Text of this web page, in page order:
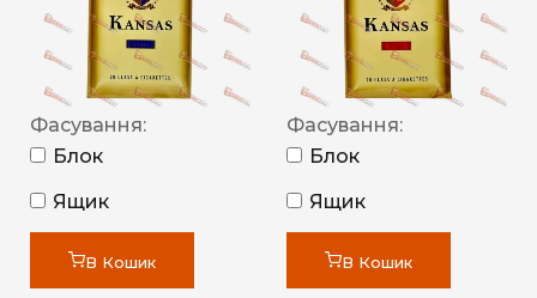
Фасування:
Блок
Ящик
В Кошик
Фасування:
Блок
Ящик
В Кошик